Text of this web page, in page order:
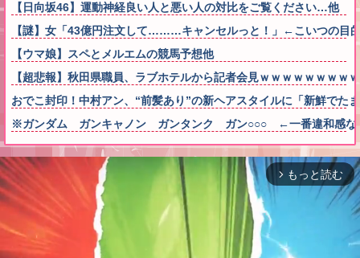
【日向坂46】運動神経良い人と悪い人の対比をご覧ください…他
【謎】女「43億円注文して………キャンセルっと！」←こいつの目
【ウマ娘】スペとメルエムの競馬予想他
【超悲報】秋田県職員、ラブホテルから記者会見ｗｗｗｗｗｗｗｗ
おでこ封印！中村アン、“前髪あり”の新ヘアスタイルに「新鮮でた
※ガンダム ガンキャノン ガンタンク ガン○○○ ←一番違和感ない
arrow_forward_ios もっと読む